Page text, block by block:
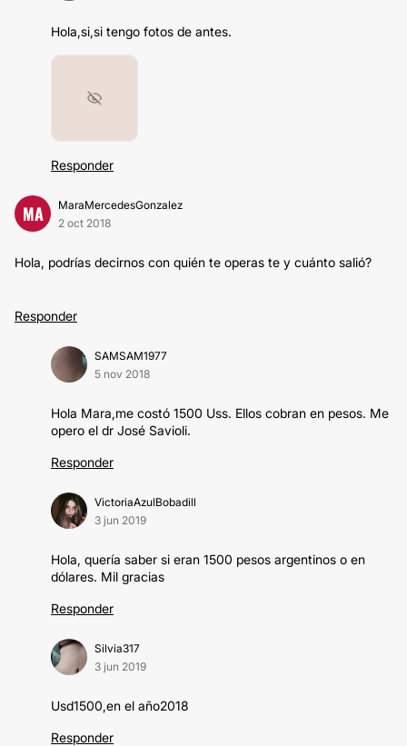
Hola,si,si tengo fotos de antes.
Responder
MA
MaraMercedesGonzalez
2 oct 2018
Hola, podrías decirnos con quién te operas te y cuánto salió?
Responder
SAMSAM1977
5 nov 2018
Hola Mara,me costó 1500 Uss. Ellos cobran en pesos. Me
opero el dr José Savioli.
Responder
VictoriaAzulBobadill
3 jun 2019
Hola, quería saber si eran 1500 pesos argentinos o en
dólares. Mil gracias
Responder
Silvia317
3 jun 2019
Usd1500,en el año2018
Responder